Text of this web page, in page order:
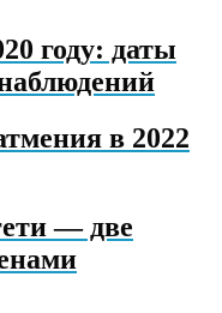
году: даты
в 2022
— две